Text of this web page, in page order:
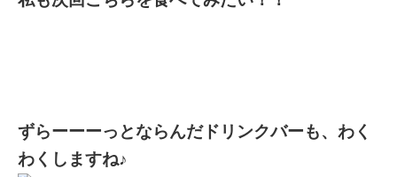
ずらーーーっとならんだドリンクバーも、わく
わくしますね♪